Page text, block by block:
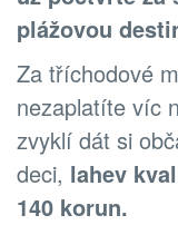
plážovou
Za tříchodové
nezaplatíte víc
zvyklí dát si
deci, lahev
140 korun.